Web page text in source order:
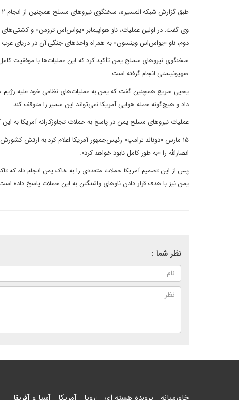
طبق گزارش شبکه المسیره، سخنگوی نیروهای مسلح همچنین از انجام ۲ عملیات دیگر علیه ناوهای آمریکایی در منطقه خبر داده‌اند.
دوم، ناو «یواس‌اس وینسون» به همراه واحدهای جنگی آن در دریای عرب
سخنگوی نیروهای مسلح یمن تأکید کرد که این عملیات‌ها با موفقیت
صهیونیستی انجام گرفته است.
یحیی سریع همچنین گفت که یمن به عملیات‌های نظامی خود علیه
داد و هیچ‌گونه حمله هوایی آمریکا نمی‌تواند این مسیر را متوقف کند.
عملیات نیروهای مسلح یمن در پاسخ به حملات تجاوزکارانه آمریکا به
۱۵ مارس «دونالد ترامپ» رئیس‌جمهور آمریکا اعلام کرد به ارتش
انصارالله را «به طور کامل نابود خواهد کرد».
پس از این تصمیم آمریکا حملات متعددی را به خاک یمن انجام داد
یمن نیز با هدف قرار دادن ناوهای واشنگتن به این حملات پاسخ داده
نظر شما :
خاورمیانه پرونده هسته ای اروپا آمریکا آسیا و آفریقا